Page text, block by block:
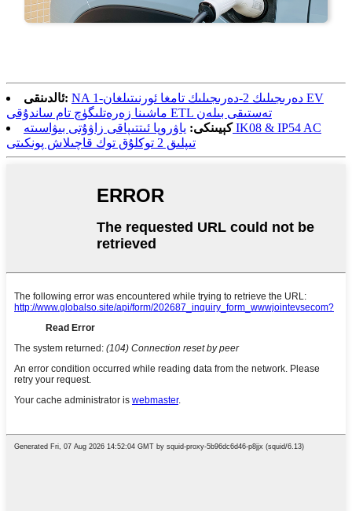
ئالدىنقى: NA 1-دەرىجىلىك 2-دەرىجىلىك تامغا ئورنىتىلغان EV
ماشىنا زەرەتلىگۈچ تام ساندۇقى ETL تەستىقى بىلەن
كېيىنكى: ياۋروپا ئىتتىپاقى زاۋۇتى بىۋاسىتە IK08 & IP54 AC
تىپلىق 2 توكلۇق توك قاچىلاش پونكىتى